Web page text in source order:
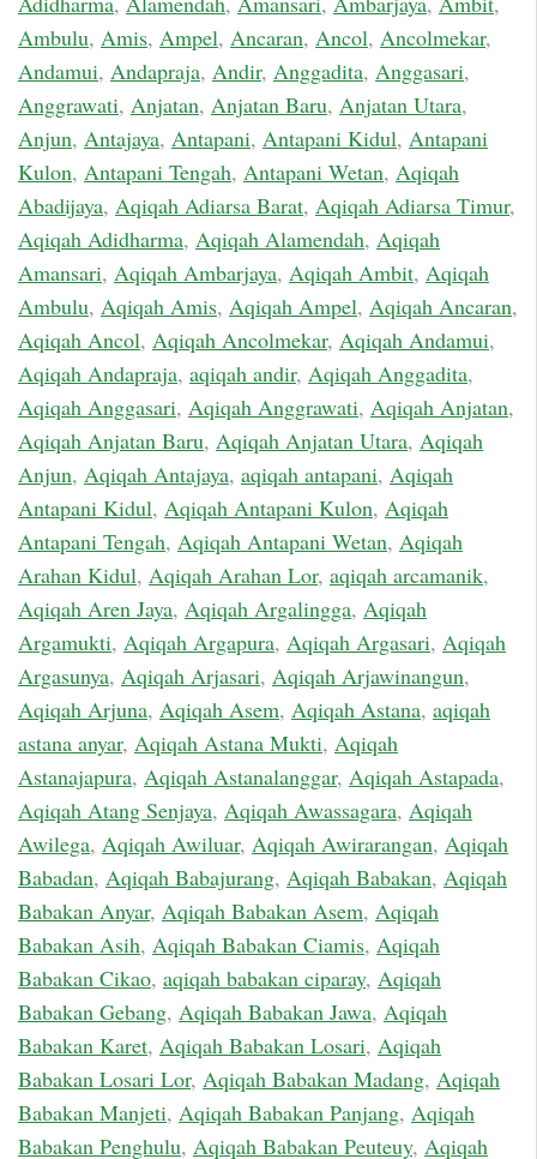
Ambulu, Amis, Ampel, Ancaran, Ancol, Ancolmekar,
Andamui, Andapraja, Andir, Anggadita, Anggasari,
Anggrawati, Anjatan, Anjatan Baru, Anjatan Utara,
Anjun, Antajaya, Antapani, Antapani Kidul, Antapani
Kulon, Antapani Tengah, Antapani Wetan, Aqiqah
Abadijaya, Aqiqah Adiarsa Barat, Aqiqah Adiarsa Timur,
Aqiqah Adidharma, Aqiqah Alamendah, Aqiqah
Amansari, Aqiqah Ambarjaya, Aqiqah Ambit, Aqiqah
Ambulu, Aqiqah Amis, Aqiqah Ampel, Aqiqah Ancaran,
Aqiqah Ancol, Aqiqah Ancolmekar, Aqiqah Andamui,
Aqiqah Andapraja, aqiqah andir, Aqiqah Anggadita,
Aqiqah Anggasari, Aqiqah Anggrawati, Aqiqah Anjatan,
Aqiqah Anjatan Baru, Aqiqah Anjatan Utara, Aqiqah
Anjun, Aqiqah Antajaya, aqiqah antapani, Aqiqah
Antapani Kidul, Aqiqah Antapani Kulon, Aqiqah
Antapani Tengah, Aqiqah Antapani Wetan, Aqiqah
Arahan Kidul, Aqiqah Arahan Lor, aqiqah arcamanik,
Aqiqah Aren Jaya, Aqiqah Argalingga, Aqiqah
Argamukti, Aqiqah Argapura, Aqiqah Argasari, Aqiqah
Argasunya, Aqiqah Arjasari, Aqiqah Arjawinangun,
Aqiqah Arjuna, Aqiqah Asem, Aqiqah Astana, aqiqah
astana anyar, Aqiqah Astana Mukti, Aqiqah
Astanajapura, Aqiqah Astanalanggar, Aqiqah Astapada,
Aqiqah Atang Senjaya, Aqiqah Awassagara, Aqiqah
Awilega, Aqiqah Awiluar, Aqiqah Awirarangan, Aqiqah
Babadan, Aqiqah Babajurang, Aqiqah Babakan, Aqiqah
Babakan Anyar, Aqiqah Babakan Asem, Aqiqah
Babakan Asih, Aqiqah Babakan Ciamis, Aqiqah
Babakan Cikao, aqiqah babakan ciparay, Aqiqah
Babakan Gebang, Aqiqah Babakan Jawa, Aqiqah
Babakan Karet, Aqiqah Babakan Losari, Aqiqah
Babakan Losari Lor, Aqiqah Babakan Madang, Aqiqah
Babakan Manjeti, Aqiqah Babakan Panjang, Aqiqah
Babakan Penghulu, Aqiqah Babakan Peuteuy, Aqiqah